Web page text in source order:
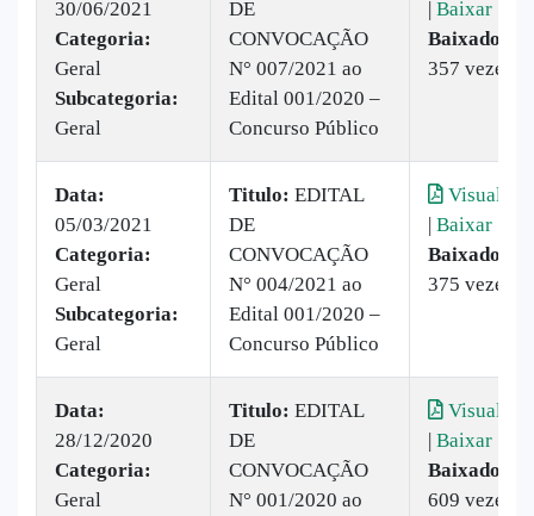
30/06/2021
Categoria:
Geral
Subcategoria:
Geral
DE
CONVOCAÇÃO
N° 007/2021 ao
Edital 001/2020 –
Concurso Público
| Baixar
Baixado:
357 vezes
Data:
05/03/2021
Categoria:
Geral
Subcategoria:
Geral
Titulo: EDITAL
DE
CONVOCAÇÃO
N° 004/2021 ao
Edital 001/2020 –
Concurso Público
Visualizar
| Baixar
Baixado:
375 vezes
Data:
28/12/2020
Categoria:
Geral
Titulo: ​EDITAL
DE
CONVOCAÇÃO
N° 001/2020 ao
Visualizar
| Baixar
Baixado:
609 vezes